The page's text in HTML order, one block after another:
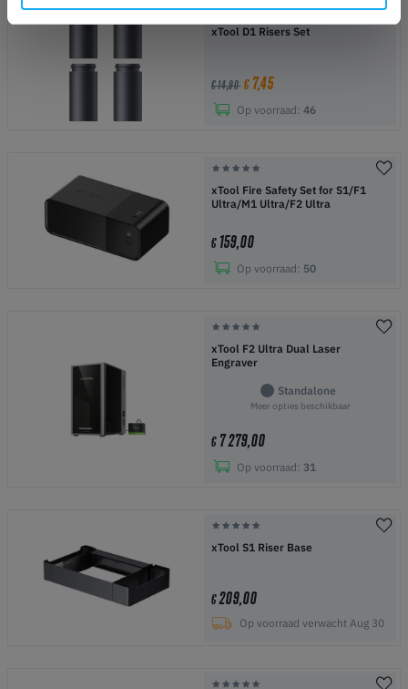
-50%
xTool D1 Risers Set
€ 14,90 € 7,45
Op voorraad: 46
xTool Fire Safety Set for S1/F1
Ultra/M1 Ultra/F2 Ultra
€159,00
Op voorraad: 50
xTool F2 Ultra Dual Laser
Engraver
Standalone
Meer opties beschikbaar
€7 279,00
Op voorraad: 31
xTool S1 Riser Base
€209,00
Op voorraad verwacht Aug 30